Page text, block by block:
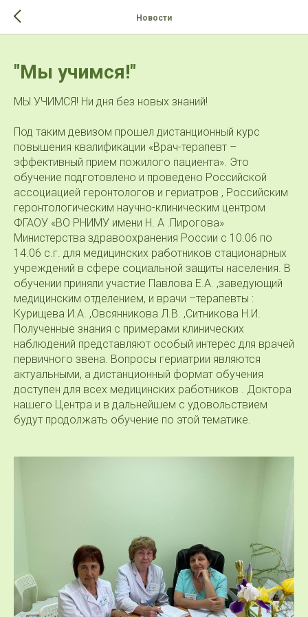
Новости
"Мы учимся!"
МЫ УЧИМСЯ! Ни дня без новых знаний!
Под таким девизом прошел дистанционный курс
повышения квалификации «Врач-терапевт –
эффективный прием пожилого пациента». Это
обучение подготовлено и проведено Российской
ассоциацией геронтологов и гериатров , Российским
геронтологическим научно-клиническим центром
ФГАОУ «ВО РНИМУ имени Н. А .Пирогова»
Министерства здравоохранения России с 10.06 по
14.06 с.г. для медицинских работников стационарных
учреждений в сфере социальной защиты населения. В
обучении приняли участие Павлова Е.А. ,заведующий
медицинским отделением, и врачи –терапевты :
Курищева И.А. ,Овсянникова Л.В. ,Ситникова Н.И.
Полученные знания с примерами клинических
наблюдений представляют особый интерес для врачей
первичного звена. Вопросы гериатрии являются
актуальными, а дистанционный формат обучения
доступен для всех медицинских работников . Доктора
нашего Центра и в дальнейшем с удовольствием
будут продолжать обучение по этой тематике.